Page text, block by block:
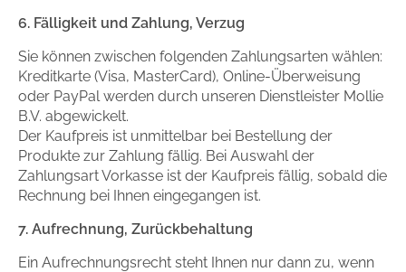
6. Fälligkeit und Zahlung, Verzug
Sie können zwischen folgenden Zahlungsarten wählen:
Kreditkarte (Visa, MasterCard), Online-Überweisung
oder PayPal werden durch unseren Dienstleister Mollie
B.V. abgewickelt.
Der Kaufpreis ist unmittelbar bei Bestellung der
Produkte zur Zahlung fällig. Bei Auswahl der
Zahlungsart Vorkasse ist der Kaufpreis fällig, sobald die
Rechnung bei Ihnen eingegangen ist.
7. Aufrechnung, Zurückbehaltung
Ein Aufrechnungsrecht steht Ihnen nur dann zu, wenn